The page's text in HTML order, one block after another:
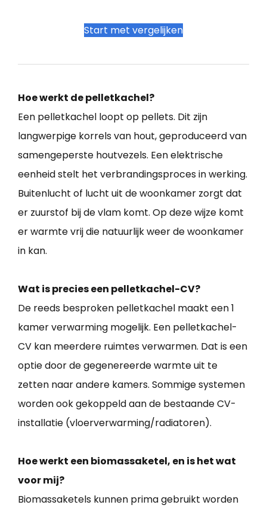
Start met vergelijken
Hoe werkt de pelletkachel?
Een pelletkachel loopt op pellets. Dit zijn
langwerpige korrels van hout, geproduceerd van
samengeperste houtvezels. Een elektrische
eenheid stelt het verbrandingsproces in werking.
Buitenlucht of lucht uit de woonkamer zorgt dat
er zuurstof bij de vlam komt. Op deze wijze komt
er warmte vrij die natuurlijk weer de woonkamer
in kan.
Wat is precies een pelletkachel-CV?
De reeds besproken pelletkachel maakt een 1
kamer verwarming mogelijk. Een pelletkachel-
CV kan meerdere ruimtes verwarmen. Dat is een
optie door de gegenereerde warmte uit te
zetten naar andere kamers. Sommige systemen
worden ook gekoppeld aan de bestaande CV-
installatie (vloerverwarming/radiatoren).
Hoe werkt een biomassaketel, en is het wat
voor mij?
Biomassaketels kunnen prima gebruikt worden